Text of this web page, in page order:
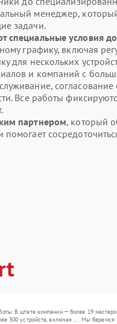
менеджер,
задачи.
специальные условия
графику, включая
для нескольких
и компаний с
Все работы
партнером, который
В штате компании — более 19
300 устройств, включая , , . Мы